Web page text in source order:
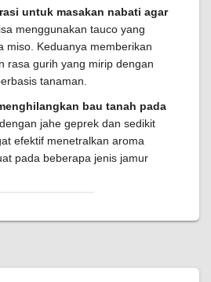
untuk masakan nabati agar
menggunakan tauco yang
miso. Keduanya memberikan
rasa gurih yang mirip dengan
tanaman.
bau tanah pada
jahe geprek dan sedikit
efektif menetralkan aroma
pada beberapa jenis jamur